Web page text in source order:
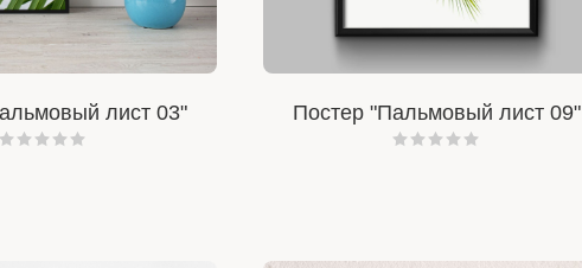
лист 03" Постер "Пальмовый лист 09"